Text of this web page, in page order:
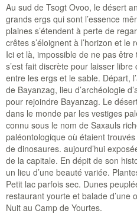
Au sud de Tsogt Ovoo, le désert
grands ergs qui sont l’essence
plaines s’étendent à perte de
crêtes s’éloignent à l’horizon et le
Ici et là, impossible de ne pas
s’est fait discrète pour laisser
entre les ergs et le sable. Départ,
de Bayanzag, lieu d’archéologie
pour rejoindre Bayanzag. Le
dans le monde par les vestiges
connu sous le nom de Saxauls
paléontologique où étaient
de dinosaures. aujourd’hui
de la capitale. En dépit de son
un lieu d’une beauté variée.
Petit lac parfois sec. Dunes
restaurant yourte et balade d’une
Nuit au Camp de Yourtes.